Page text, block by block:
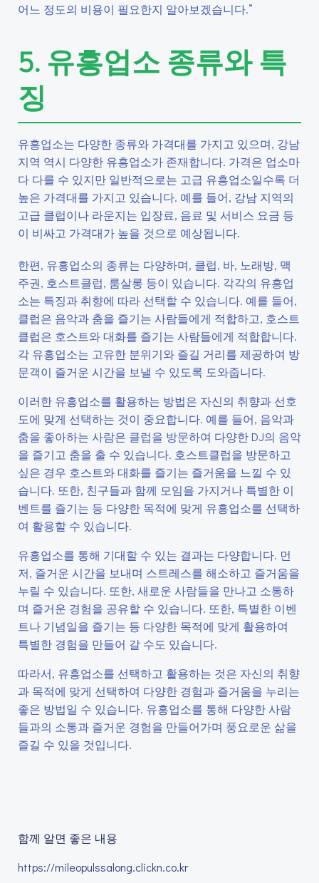
어느 정도의 비용이 필요한지 알아보겠습니다.”
5. 유흥업소 종류와 특
징
유흥업소는 다양한 종류와 가격대를 가지고 있으며, 강남
지역 역시 다양한 유흥업소가 존재합니다. 가격은 업소마
다 다를 수 있지만 일반적으로는 고급 유흥업소일수록 더
높은 가격대를 가지고 있습니다. 예를 들어, 강남 지역의
고급 클럽이나 라운지는 입장료, 음료 및 서비스 요금 등
이 비싸고 가격대가 높을 것으로 예상됩니다.
한편, 유흥업소의 종류는 다양하며, 클럽, 바, 노래방, 맥
주권, 호스트클럽, 룸살롱 등이 있습니다. 각각의 유흥업
소는 특징과 취향에 따라 선택할 수 있습니다. 예를 들어,
클럽은 음악과 춤을 즐기는 사람들에게 적합하고, 호스트
클럽은 호스트와 대화를 즐기는 사람들에게 적합합니다.
각 유흥업소는 고유한 분위기와 즐길 거리를 제공하여 방
문객이 즐거운 시간을 보낼 수 있도록 도와줍니다.
이러한 유흥업소를 활용하는 방법은 자신의 취향과 선호
도에 맞게 선택하는 것이 중요합니다. 예를 들어, 음악과
춤을 좋아하는 사람은 클럽을 방문하여 다양한 DJ의 음악
을 즐기고 춤을 출 수 있습니다. 호스트클럽을 방문하고
싶은 경우 호스트와 대화를 즐기는 즐거움을 느낄 수 있
습니다. 또한, 친구들과 함께 모임을 가지거나 특별한 이
벤트를 즐기는 등 다양한 목적에 맞게 유흥업소를 선택하
여 활용할 수 있습니다.
유흥업소를 통해 기대할 수 있는 결과는 다양합니다. 먼
저, 즐거운 시간을 보내며 스트레스를 해소하고 즐거움을
누릴 수 있습니다. 또한, 새로운 사람들을 만나고 소통하
며 즐거운 경험을 공유할 수 있습니다. 또한, 특별한 이벤
트나 기념일을 즐기는 등 다양한 목적에 맞게 활용하여
특별한 경험을 만들어 갈 수도 있습니다.
따라서, 유흥업소를 선택하고 활용하는 것은 자신의 취향
과 목적에 맞게 선택하여 다양한 경험과 즐거움을 누리는
좋은 방법일 수 있습니다. 유흥업소를 통해 다양한 사람
들과의 소통과 즐거운 경험을 만들어가며 풍요로운 삶을
즐길 수 있을 것입니다.
함께 알면 좋은 내용
https://mileopulssalong.clickn.co.kr